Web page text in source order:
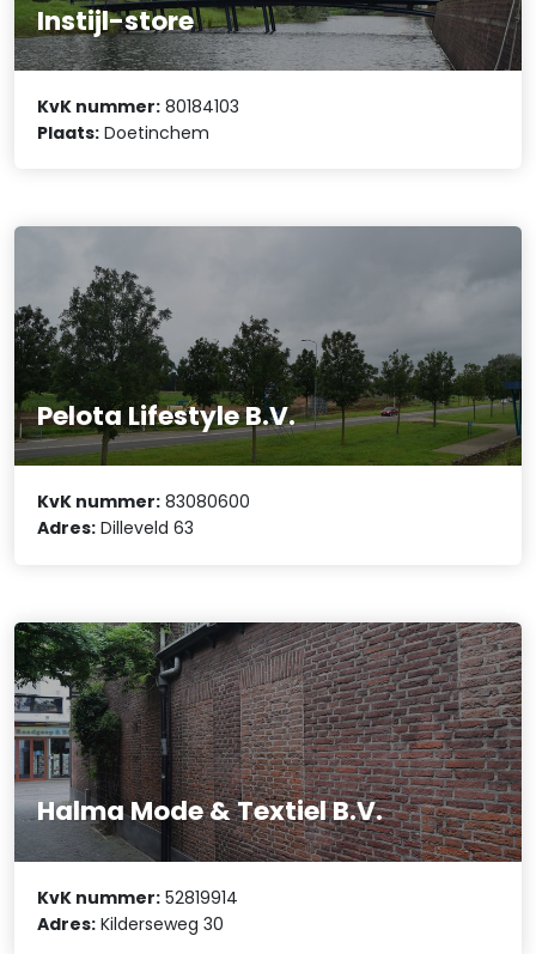
Instijl-store
KvK nummer: 80184103
Plaats: Doetinchem
Pelota Lifestyle B.V.
KvK nummer: 83080600
Adres: Dilleveld 63
Halma Mode & Textiel B.V.
KvK nummer: 52819914
Adres: Kilderseweg 30